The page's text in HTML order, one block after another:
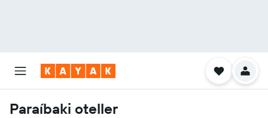
Paraíbaki oteller